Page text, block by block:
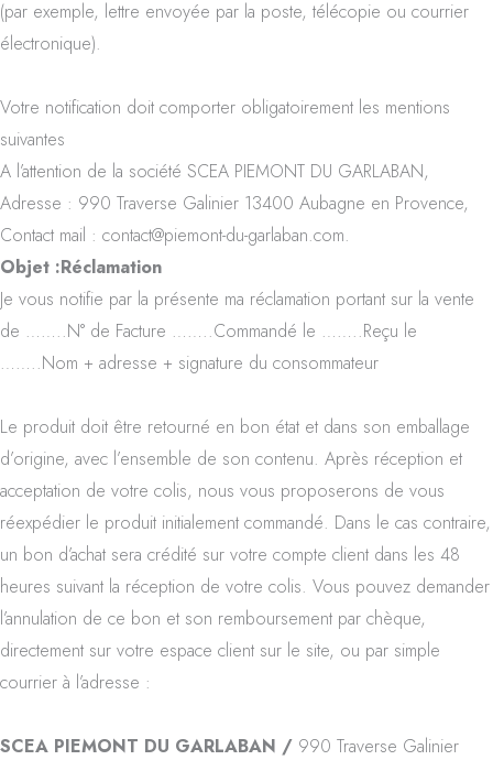
(par exemple, lettre envoyée par la poste, télécopie ou courrier
électronique).
Votre notification doit comporter obligatoirement les mentions
suivantes
A l’attention de la société SCEA PIEMONT DU GARLABAN,
Adresse : 990 Traverse Galinier 13400 Aubagne en Provence,
Contact mail : contact@piemont-du-garlaban.com.
Objet :Réclamation
Je vous notifie par la présente ma réclamation portant sur la vente
de ……..N° de Facture ……..Commandé le ……..Reçu le
……..Nom + adresse + signature du consommateur
Le produit doit être retourné en bon état et dans son emballage
d’origine, avec l’ensemble de son contenu. Après réception et
acceptation de votre colis, nous vous proposerons de vous
réexpédier le produit initialement commandé. Dans le cas contraire,
un bon d’achat sera crédité sur votre compte client dans les 48
heures suivant la réception de votre colis. Vous pouvez demander
l’annulation de ce bon et son remboursement par chèque,
directement sur votre espace client sur le site, ou par simple
courrier à l’adresse :
SCEA PIEMONT DU GARLABAN / 990 Traverse Galinier